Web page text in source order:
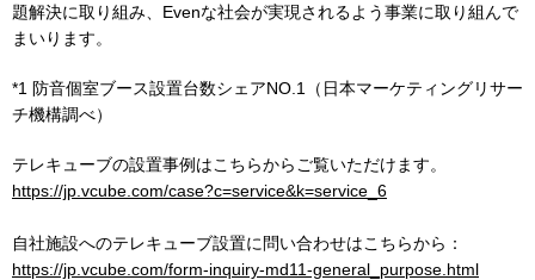
題解決に取り組み、Evenな社会が実現されるよう事業に取り組んで
まいります。
*1 防音個室ブース設置台数シェアNO.1（日本マーケティングリサー
チ機構調べ）
テレキューブの設置事例はこちらからご覧いただけます。
https://jp.vcube.com/case?c=service&k=service_6
自社施設へのテレキューブ設置に問い合わせはこちらから：
https://jp.vcube.com/form-inquiry-md11-general_purpose.html